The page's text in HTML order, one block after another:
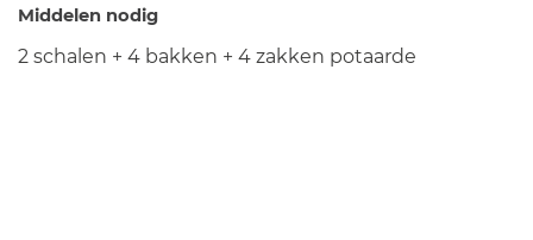
Middelen nodig
2 schalen + 4 bakken + 4 zakken potaarde